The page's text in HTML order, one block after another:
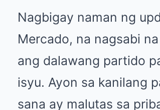
Nagbigay naman ng
Mercado, na nagsabi
ang dalawang partido
isyu. Ayon sa kanilang
sana ay malutas sa